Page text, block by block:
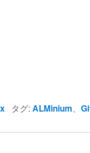
タグ:ALMinium